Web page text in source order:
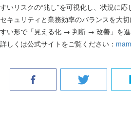
すいリスクの“兆し”を可視化し、状況に応
セキュリティと業務効率のバランスを大
すい形で「見える化 → 判断 → 改善」を進
詳しくは公式サイトをご覧ください：